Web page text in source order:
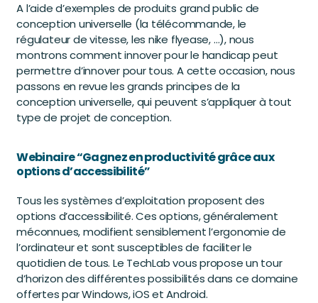
A l’aide d’exemples de produits grand public de
conception universelle (la télécommande, le
régulateur de vitesse, les nike flyease, …), nous
montrons comment innover pour le handicap peut
permettre d’innover pour tous. A cette occasion, nous
passons en revue les grands principes de la
conception universelle, qui peuvent s’appliquer à tout
type de projet de conception.
Webinaire “Gagnez en productivité grâce aux
options d’accessibilité”
Tous les systèmes d’exploitation proposent des
options d’accessibilité. Ces options, généralement
méconnues, modifient sensiblement l’ergonomie de
l’ordinateur et sont susceptibles de faciliter le
quotidien de tous. Le TechLab vous propose un tour
d’horizon des différentes possibilités dans ce domaine
offertes par Windows, iOS et Android.